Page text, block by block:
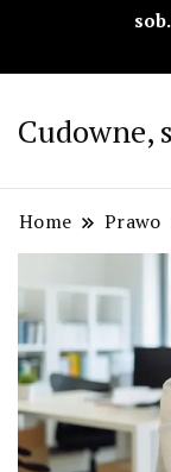
Cudowne,
Home Prawo